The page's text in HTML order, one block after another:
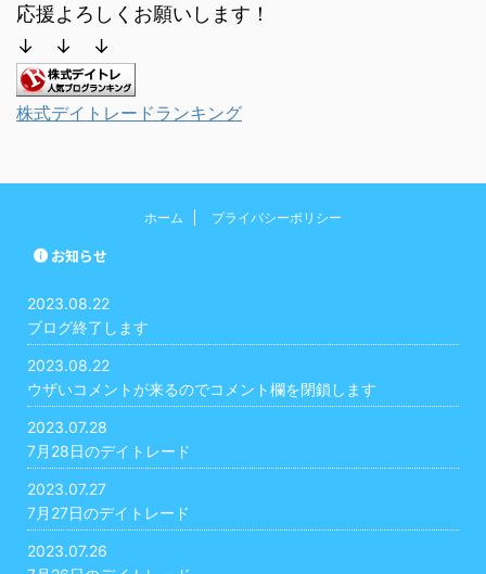
応援よろしくお願いします！
↓ ↓ ↓
株式デイトレードランキング
ホーム プライバシーポリシー
お知らせ
2023.08.22
ブログ終了します
2023.08.22
ウザいコメントが来るのでコメント欄を閉鎖します
2023.07.28
7月28日のデイトレード
2023.07.27
7月27日のデイトレード
2023.07.26